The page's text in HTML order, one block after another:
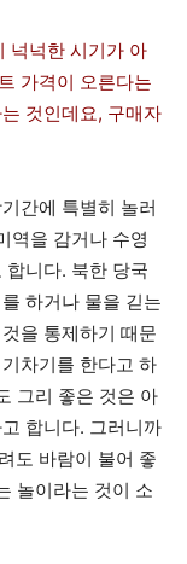
넉넉한 시기가 아
가격이 오른다는
것인데요, 구매자
간에 특별히 놀러
역을 감거나 수영
니다. 북한 당국
하거나 물을 긷는
을 통제하기 때문
차기를 한다고 하
그리 좋은 것은 아
합니다. 그러니까
도 바람이 불어 좋
놀이라는 것이 소